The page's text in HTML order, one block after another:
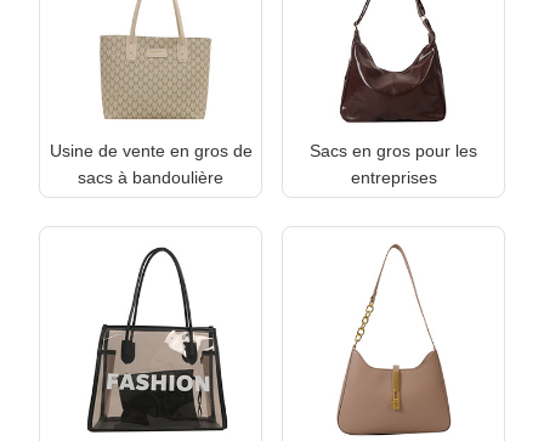
Usine de vente en gros de
sacs à bandoulière
Sacs en gros pour les
entreprises